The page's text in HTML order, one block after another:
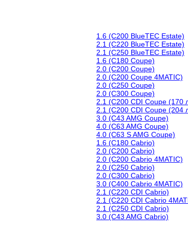
1.6 (C200 BlueTEC Estate)
2.1 (C220 BlueTEC Estate)
2.1 (C250 BlueTEC Estate)
1.6 (C180 Coupe)
2.0 (C200 Coupe)
2.0 (C200 Coupe 4MATIC)
2.0 (C250 Coupe)
2.0 (C300 Coupe)
2.1 (C200 CDI Coupe (170
2.1 (C200 CDI Coupe (204
3.0 (C43 AMG Coupe)
4.0 (C63 AMG Coupe)
4.0 (C63 S AMG Coupe)
1.6 (C180 Cabrio)
2.0 (C200 Cabrio)
2.0 (C200 Cabrio 4MATIC)
2.0 (C250 Cabrio)
2.0 (C300 Cabrio)
3.0 (C400 Cabrio 4MATIC)
2.1 (C220 CDI Cabrio)
2.1 (C220 CDI Cabrio
2.1 (C250 CDI Cabrio)
3.0 (C43 AMG Cabrio)